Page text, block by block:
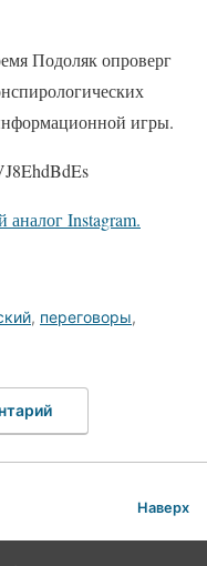
Подоляк опроверг
игры.
аналог Instagram.
, переговоры,
Наверх